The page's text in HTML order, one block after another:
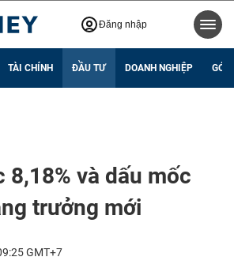
Đăng nhập
TÀI CHÍNH ĐẦU TƯ DOANH NGHIỆP GÓC
và dấu mốc
trưởng mới
GMT+7